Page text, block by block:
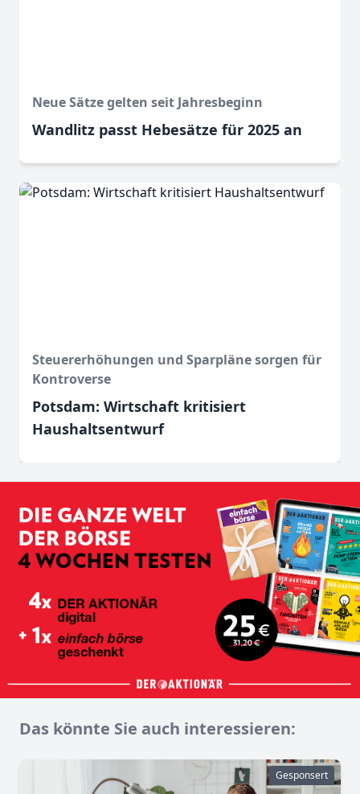
Neue Sätze gelten seit Jahresbeginn
Wandlitz passt Hebesätze für 2025 an
Steuererhöhungen und Sparpläne sorgen für
Kontroverse
Potsdam: Wirtschaft kritisiert
Haushaltsentwurf
Das könnte Sie auch interessieren:
Gesponsert